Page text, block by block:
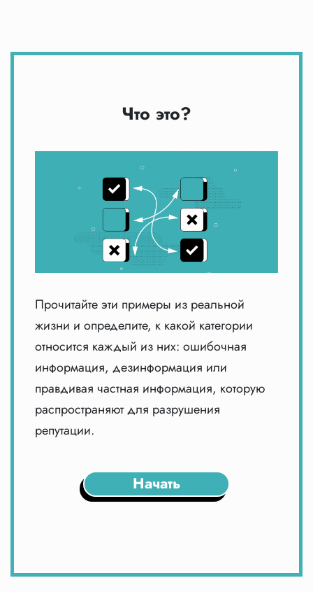
Что это?
Прочитайте эти примеры из реальной
жизни и определите, к какой категории
относится каждый из них: ошибочная
информация, дезинформация или
правдивая частная информация, которую
распространяют для разрушения
репутации.
Начать